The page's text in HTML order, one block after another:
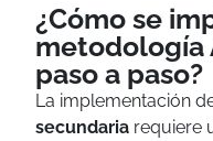
¿Cómo se
metodología
paso a paso?
La implementación
secundaria requiere